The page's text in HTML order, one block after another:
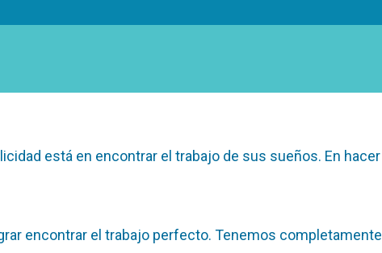
está en encontrar el trabajo de sus sueños. En hacer
encontrar el trabajo perfecto. Tenemos completamente